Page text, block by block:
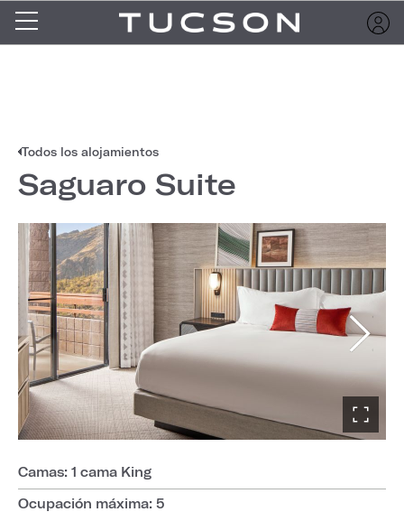
Todos los alojamientos
Saguaro Suite
Camas: 1 cama King
Ocupación máxima: 5